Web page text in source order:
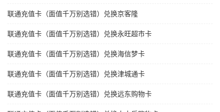
联通充值卡（面值千万别选错）兑换京客隆
联通充值卡（面值千万别选错）兑换永旺超市卡
联通充值卡（面值千万别选错）兑换海信梦卡
联通充值卡（面值千万别选错）兑换津城通卡
联通充值卡（面值千万别选错）兑换远东购物卡